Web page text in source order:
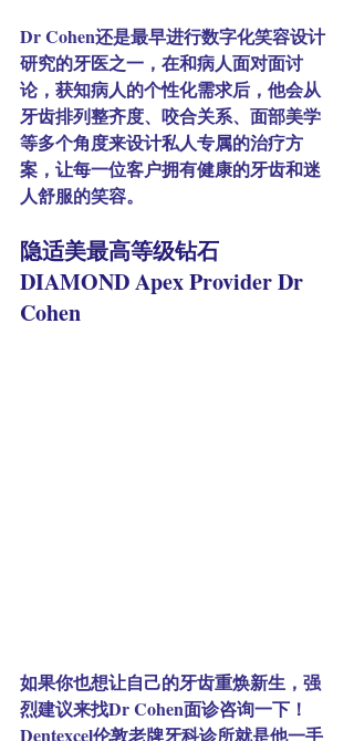
Dr Cohen还是最早进行数字化笑容设计
研究的牙医之一，在和病人面对面讨
论，获知病人的个性化需求后，他会从
牙齿排列整齐度、咬合关系、面部美学
等多个角度来设计私人专属的治疗方
案，让每一位客户拥有健康的牙齿和迷
人舒服的笑容。
隐适美最高等级钻石
DIAMOND Apex Provider Dr
Cohen
如果你也想让自己的牙齿重焕新生，强
烈建议来找Dr Cohen面诊咨询一下！
Dentexcel伦敦老牌牙科诊所就是他一手